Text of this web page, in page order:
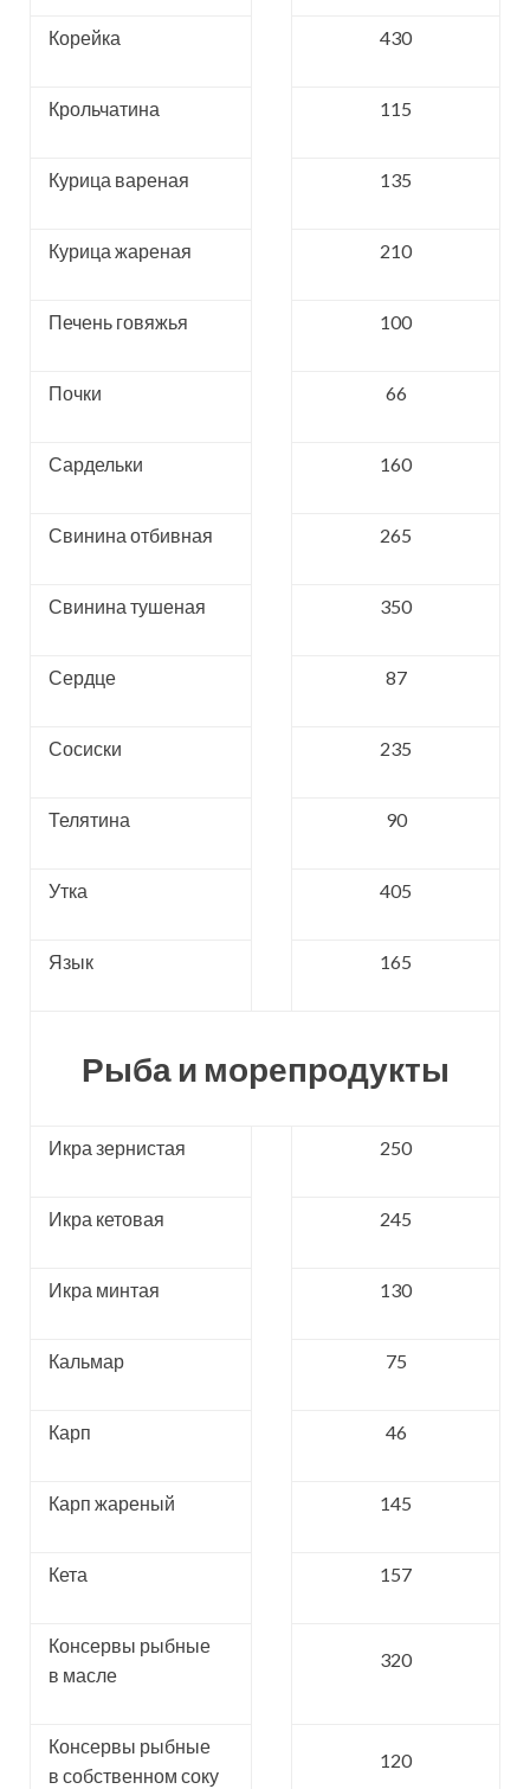
Корейка 430
Крольчатина 115
Курица вареная 135
Курица жареная 210
Печень говяжья 100
Почки 66
Сардельки 160
Свинина отбивная 265
Свинина тушеная 350
Сердце 87
Сосиски 235
Телятина 90
Утка 405
Язык 165
Рыба и морепродукты
Икра зернистая 250
Икра кетовая 245
Икра минтая 130
Кальмар 75
Карп 46
Карп жареный 145
Кета 157
Консервы рыбные
в масле
320
Консервы рыбные
в собственном соку
120